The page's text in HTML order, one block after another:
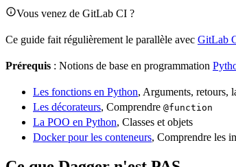
Vous venez de GitLab CI ?
Ce guide fait régulièrement le parallèle avec GitLab
Prérequis : Notions de base en programmation
Les fonctions en Python, Arguments, retours,
Les décorateurs, Comprendre @function
La POO en Python, Classes et objets
Docker pour les conteneurs, Comprendre les